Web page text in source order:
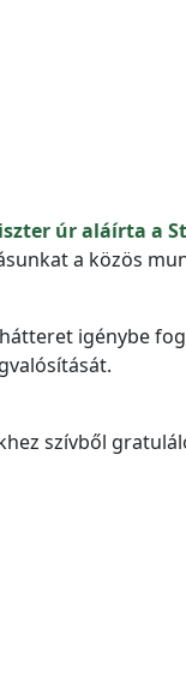
úr aláírta a
a közös
igénybe
szívből